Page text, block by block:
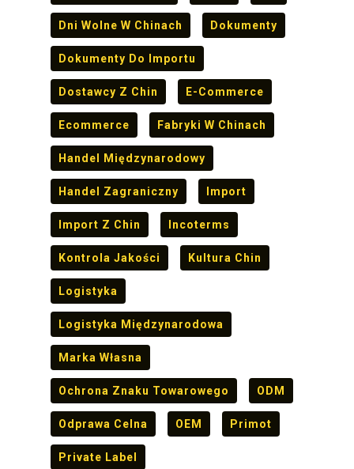
Dni Wolne W Chinach Dokumenty
Dokumenty Do Importu
Dostawcy Z Chin E-Commerce
Ecommerce Fabryki W Chinach
Handel Międzynarodowy
Handel Zagraniczny Import
Import Z Chin Incoterms
Kontrola Jakości Kultura Chin
Logistyka
Logistyka Międzynarodowa
Marka Własna
Ochrona Znaku Towarowego ODM
Odprawa Celna OEM Primot
Private Label